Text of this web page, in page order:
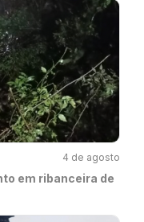
4 de agosto
em ribanceira de